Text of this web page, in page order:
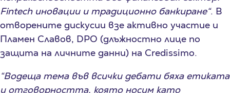
Fintech иновации и традиционно банкиране“. В
отворените дискусии взе активно участие и
Пламен Славов, DPO (длъжностно лице по
защита на личните данни) на Credissimo.
“Водеща тема във всички дебати бяха етиката
и отговорността, която носим като